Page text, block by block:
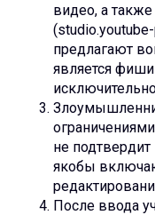
видео, а
предлагают
является
не
якобы
После ввода